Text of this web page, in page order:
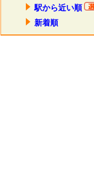
駅から近い順
新着順